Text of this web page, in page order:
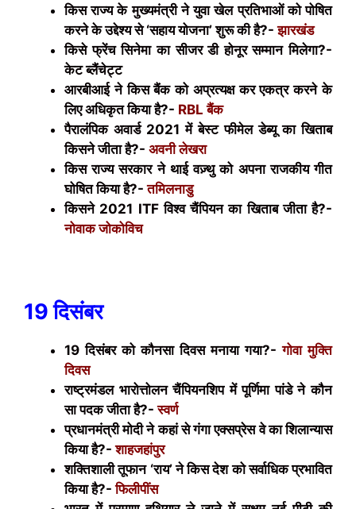
किस राज्य के मुख्यमंत्री ने युवा खेल प्रतिभाओं को पोषित
करने के उद्देश्य से ‘सहाय योजना’ शुरू की है?-झारखंड
किसे फ्रेंच सिनेमा का सीजर डी होनूर सम्मान मिलेगा?-
केट ब्लैंचेट्ट
आरबीआई ने किस बैंक को अप्रत्यक्ष कर एकत्र करने के
लिए अधिकृत किया है?- RBLबैंक
पैरालंपिक अवार्ड 2021 में बेस्ट फीमेल डेब्यू का खिताब
किसने जीता है?- अवनी लेखरा
किस राज्य सरकार ने थाई वज़्थु को अपना राजकीय गीत
घोषित किया है?-तमिलनाडु
किसने 2021 ITFविश्व चैंपियन का खिताब जीता है?-
नोवाक जोकोविच
19 दिसंबर
19 दिसंबर को कौनसा दिवस मनाया गया?-गोवा मुक्ति
दिवस
राष्ट्रमंडल भारोत्तोलन चैंपियनशिप में पूर्णिमा पांडे ने कौन
सा पदक जीता है?-स्वर्ण
प्रधानमंत्री मोदी ने कहां से गंगा एक्सप्रेस वे का शिलान्यास
किया है?-शाहजहांपुर
शक्तिशाली तूफान ‘राय’ ने किस देश को सर्वाधिक प्रभावित
किया है?-फिलीपींस